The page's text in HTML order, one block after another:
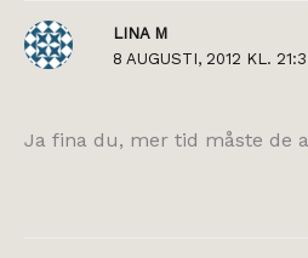
LINA M
8 AUGUSTI, 2012 KL.
Ja fina du, mer tid måste de